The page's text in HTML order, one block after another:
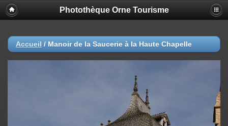
Photothèque Orne Tourisme
Accueil / Manoir de la Saucerie à la Haute Chapelle